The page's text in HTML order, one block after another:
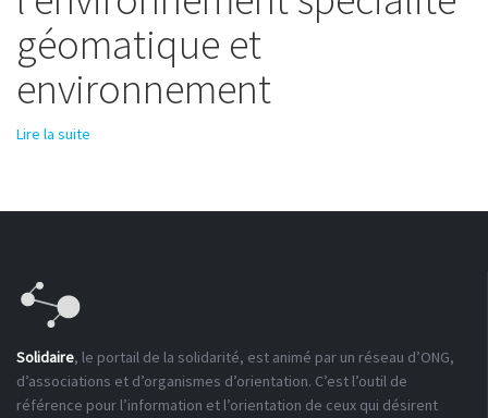
géomatique et
environnement
Lire la suite
Solidaire, le portail de la solidarité, est animé par un réseau d’ONG,
d’associations et d’organismes d’orientation. C’est l’outil de
référence pour l’information et l’orientation de ceux qui désirent